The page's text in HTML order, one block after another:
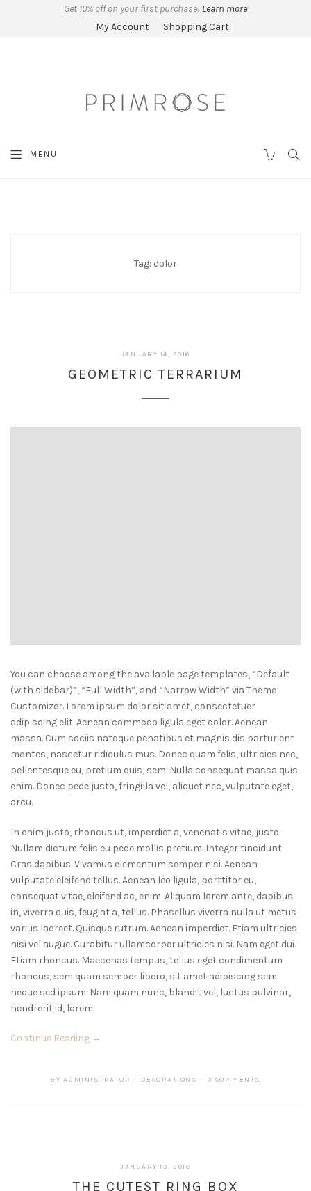
Get 10% off on your first purchase! Learn more
My Account
Shopping Cart
MENU
Tag: dolor
JANUARY 14, 2016
GEOMETRIC TERRARIUM
You can choose among the available page templates, “Default
(with sidebar)”, “Full Width”, and “Narrow Width” via Theme
Customizer. Lorem ipsum dolor sit amet, consectetuer
adipiscing elit. Aenean commodo ligula eget dolor. Aenean
massa. Cum sociis natoque penatibus et magnis dis parturient
montes, nascetur ridiculus mus. Donec quam felis, ultricies nec,
pellentesque eu, pretium quis, sem. Nulla consequat massa quis
enim. Donec pede justo, fringilla vel, aliquet nec, vulputate eget,
arcu.
In enim justo, rhoncus ut, imperdiet a, venenatis vitae, justo.
Nullam dictum felis eu pede mollis pretium. Integer tincidunt.
Cras dapibus. Vivamus elementum semper nisi. Aenean
vulputate eleifend tellus. Aenean leo ligula, porttitor eu,
consequat vitae, eleifend ac, enim. Aliquam lorem ante, dapibus
in, viverra quis, feugiat a, tellus. Phasellus viverra nulla ut metus
varius laoreet. Quisque rutrum. Aenean imperdiet. Etiam ultricies
nisi vel augue. Curabitur ullamcorper ultricies nisi. Nam eget dui.
Etiam rhoncus. Maecenas tempus, tellus eget condimentum
rhoncus, sem quam semper libero, sit amet adipiscing sem
neque sed ipsum. Nam quam nunc, blandit vel, luctus pulvinar,
hendrerit id, lorem.
Continue Reading →
BY ADMINISTRATOR DECORATIONS 3 COMMENTS
JANUARY 13, 2016
THE CUTEST RING BOX